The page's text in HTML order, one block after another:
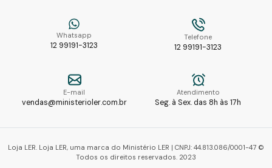
Whatsapp
12 99191-3123
Telefone
12 99191-3123
E-mail
vendas@ministerioler.com.br
Atendimento
Seg. à Sex. das 8h às 17h
Loja LER. Loja LER, uma marca do Ministério LER | CNPJ: 44.813.086/0001-47 ©
Todos os direitos reservados. 2023